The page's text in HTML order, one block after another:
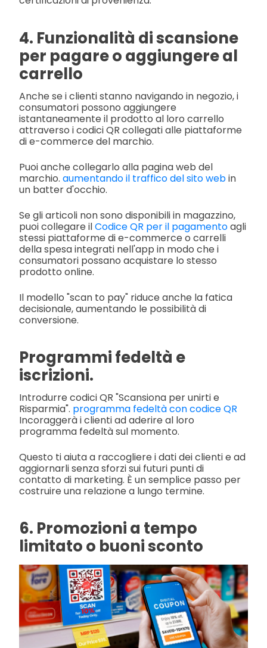
4. Funzionalità di scansione
per pagare o aggiungere al
carrello
Anche se i clienti stanno navigando in negozio, i
consumatori possono aggiungere
istantaneamente il prodotto al loro carrello
attraverso i codici QR collegati alle piattaforme
di e-commerce del marchio.
Puoi anche collegarlo alla pagina web del
marchio. aumentando il traffico del sito webin
un batter d'occhio.
Se gli articoli non sono disponibili in magazzino,
puoi collegare ilCodice QR per il pagamentoagli
stessi piattaforme di e-commerce o carrelli
della spesa integrati nell'app in modo che i
consumatori possano acquistare lo stesso
prodotto online.
Il modello "scan to pay" riduce anche la fatica
decisionale, aumentando le possibilità di
conversione.
Programmi fedeltà e
iscrizioni.
Introdurre codici QR "Scansiona per unirti e
Risparmia". programma fedeltà con codice QR
Incoraggerà i clienti ad aderire al loro
programma fedeltà sul momento.
Questo ti aiuta a raccogliere i dati dei clienti e ad
aggiornarli senza sforzi sui futuri punti di
contatto di marketing. È un semplice passo per
costruire una relazione a lungo termine.
6. Promozioni a tempo
limitato o buoni sconto